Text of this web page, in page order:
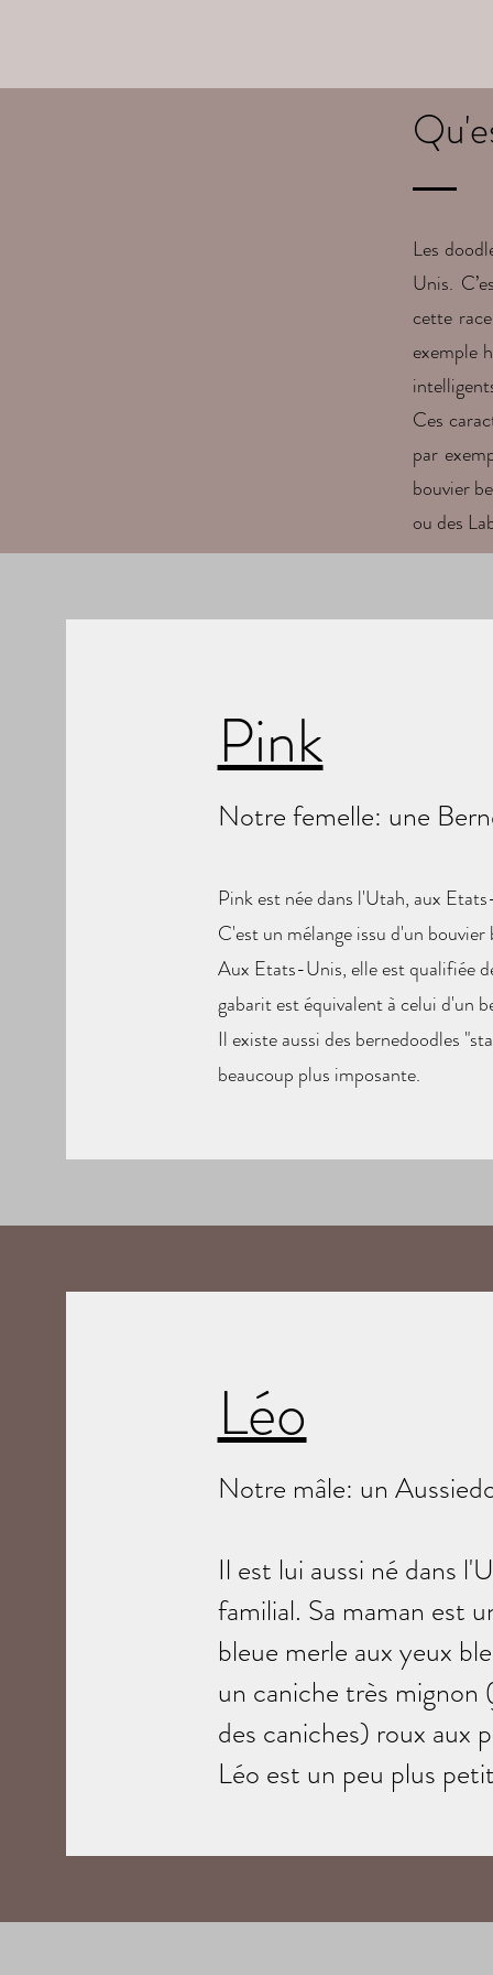
Les
Unis.
cette
exemple
Ces
par
bouvier
ou des
Pink
Notre femelle: une
Pink est née dans l'Utah, aux
C'est un mélange issu d'un
Aux Etats-Unis, elle est qualifiée
gabarit est équivalent à celui d'un
Il existe aussi des bernedoodles
beaucoup plus imposante.
Léo
Notre mâle: un
Il est lui aussi né dans
familial. Sa maman est
bleue merle aux yeux
un caniche très mignon
des caniches) roux aux
Léo est un peu plus